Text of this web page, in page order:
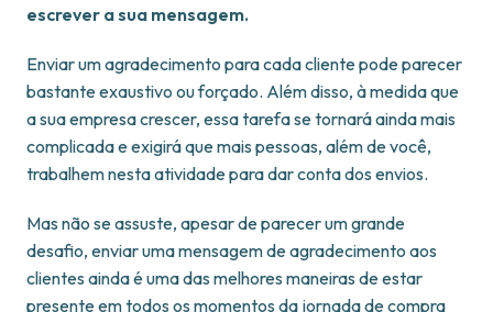
escrever a sua mensagem.
Enviar um agradecimento para cada cliente pode parecer
bastante exaustivo ou forçado. Além disso, à medida que
a sua empresa crescer, essa tarefa se tornará ainda mais
complicada e exigirá que mais pessoas, além de você,
trabalhem nesta atividade para dar conta dos envios.
Mas não se assuste, apesar de parecer um grande
desafio, enviar uma mensagem de agradecimento aos
clientes ainda é uma das melhores maneiras de estar
presente em todos os momentos da jornada de compra